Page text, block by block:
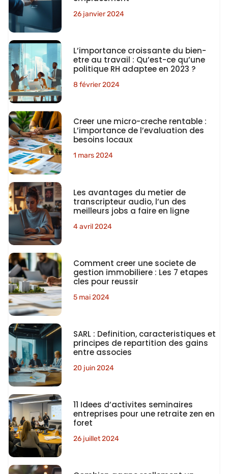
26 janvier 2024
L’importance croissante du bien-
etre au travail : Qu’est-ce qu’une
politique RH adaptee en 2023 ?
8 février 2024
Creer une micro-creche rentable :
L’importance de l’evaluation des
besoins locaux
1 mars 2024
Les avantages du metier de
transcripteur audio, l’un des
meilleurs jobs a faire en ligne
4 avril 2024
Comment creer une societe de
gestion immobiliere : Les 7 etapes
cles pour reussir
5 mai 2024
SARL : Definition, caracteristiques et
principes de repartition des gains
entre associes
20 juin 2024
11 Idees d’activites seminaires
entreprises pour une retraite zen en
foret
26 juillet 2024